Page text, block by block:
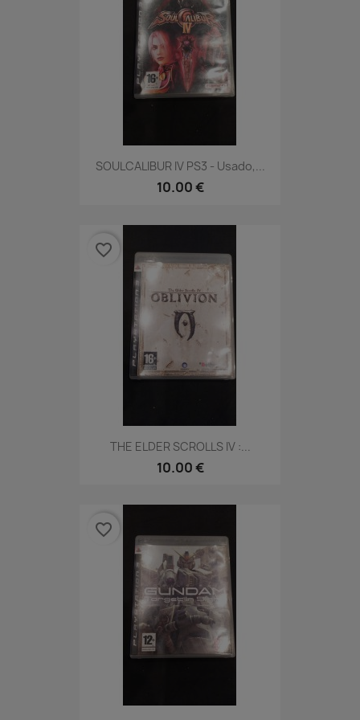
SOULCALIBUR IV PS3 - Usado,...
10.00 €
THE ELDER SCROLLS IV :...
10.00 €
favorite_border
favorite_border